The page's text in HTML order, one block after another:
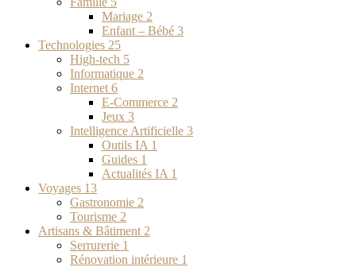
Mariage 2
Enfant – Bébé 3
Technologies 25
High-tech 5
Informatique 2
Internet 6
E-Commerce 2
Jeux 3
Intelligence Artificielle 3
Outils IA 1
Guides 1
Actualités IA 1
Voyages 13
Gastronomie 2
Tourisme 2
Artisans & Bâtiment 2
Serrurerie 1
Rénovation intérieure 1